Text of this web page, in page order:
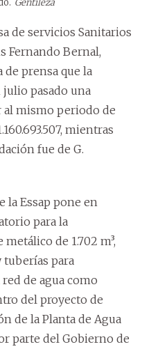
de servicios Sanitarios
Fernando Bernal,
prensa que la
pasado una
al mismo periodo de
mientras
fue de G.
la Essap pone en
para la
de 1.702 m³,
tuberías para
de agua como
del proyecto de
de la Planta de Agua
parte del Gobierno de